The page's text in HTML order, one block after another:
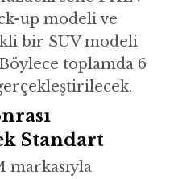
up modeli ve
bir SUV modeli
toplamda 6
Standart
markasıyla